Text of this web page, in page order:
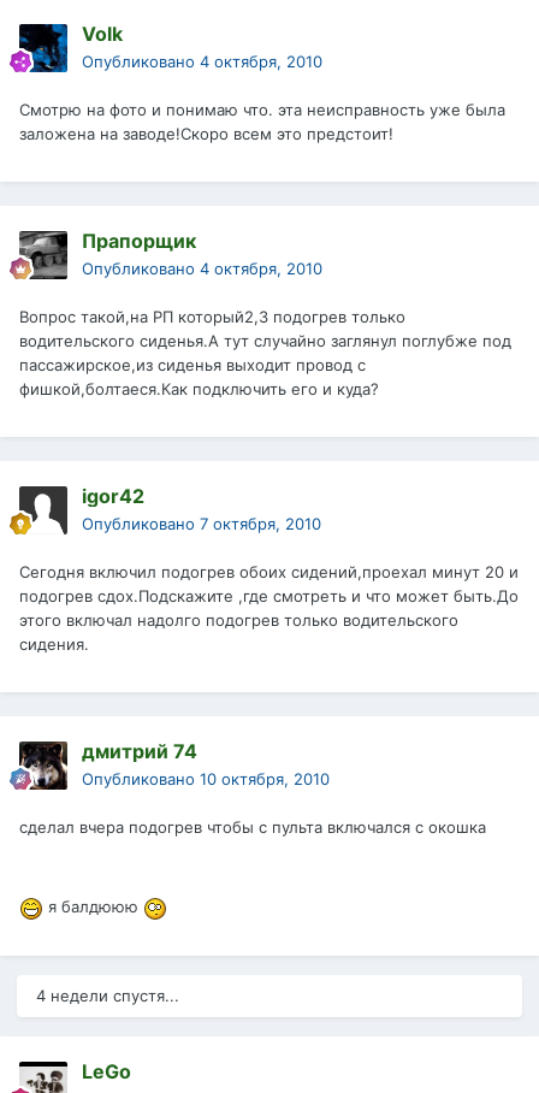
Volk
Опубликовано 4 октября, 2010
Смотрю на фото и понимаю что. эта неисправность уже была
заложена на заводе!Скоро всем это предстоит!
Прапорщик
Опубликовано 4 октября, 2010
Вопрос такой,на РП который2,3 подогрев только
водительского сиденья.А тут случайно заглянул поглубже под
пассажирское,из сиденья выходит провод с
фишкой,болтаеся.Как подключить его и куда?
igor42
Опубликовано 7 октября, 2010
Сегодня включил подогрев обоих сидений,проехал минут 20 и
подогрев сдох.Подскажите ,где смотреть и что может быть.До
этого включал надолго подогрев только водительского
сидения.
дмитрий 74
Опубликовано 10 октября, 2010
сделал вчера подогрев чтобы с пульта включался с окошка
я балдююю
4 недели спустя...
LeGo